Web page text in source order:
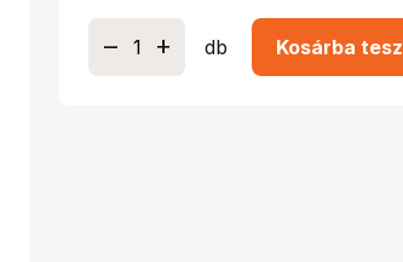
db Kosárba tesz